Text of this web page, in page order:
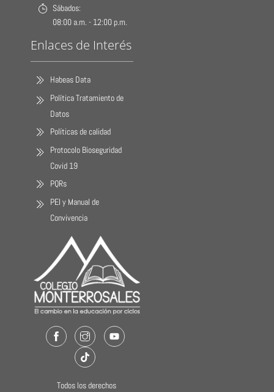
Sábados:
08:00 a.m. - 12:00 p.m.
Enlaces de Interés
Habeas Data
Política Tratamiento de
Datos
Políticas de calidad
Protocolo Bioseguridad
Covid 19
PQRs
PEI y Manual de
Convivencia
FacebookInstagramYoutube
TikTok
Todos los derechos